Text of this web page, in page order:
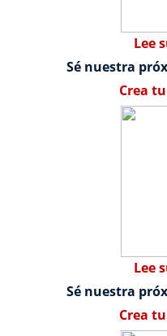
Lee
Sé nuestra
Crea
Lee
Sé nuestra
Crea